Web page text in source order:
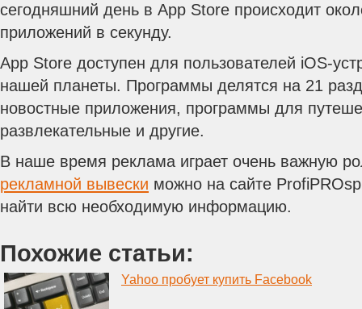
сегодняшний день в App Store происходит
приложений в секунду.
App Store доступен для пользователей iOS-
нашей планеты. Программы делятся на 21
новостные приложения, программы для
развлекательные и другие.
В наше время реклама играет очень важную
рекламной вывески можно на сайте
найти всю необходимую информацию.
Похожие статьи:
Yahoo пробует купить Facebook